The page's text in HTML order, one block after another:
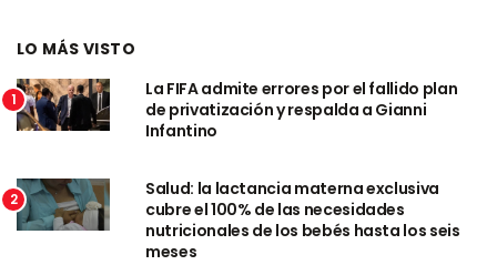
LO MÁS VISTO
1
La FIFA admite errores por el fallido plan
de privatización y respalda a Gianni
Infantino
2
Salud: la lactancia materna exclusiva
cubre el 100% de las necesidades
nutricionales de los bebés hasta los seis
meses